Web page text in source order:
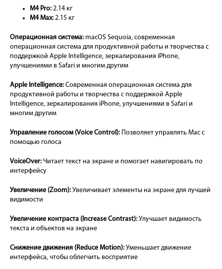
M4 Pro: 2.14 кг
M4 Max: 2.15 кг
Операционная система: macOS Sequoia, современная
операционная система для продуктивной работы и творчества с
поддержкой Apple Intelligence, зеркалирования iPhone,
улучшениями в Safari и многим другим
Apple Intelligence: Современная операционная система для
продуктивной работы и творчества с поддержкой Apple
Intelligence, зеркалирования iPhone, улучшениями в Safari и
многим другим
Управление голосом (Voice Control): Позволяет управлять Mac с
помощью голоса
VoiceOver: Читает текст на экране и помогает навигировать по
интерфейсу
Увеличение (Zoom): Увеличивает элементы на экране для лучшей
видимости
Увеличение контраста (Increase Contrast): Улучшает видимость
текста и объектов на экране
Снижение движения (Reduce Motion): Уменьшает движение
интерфейса, чтобы облегчить восприятие